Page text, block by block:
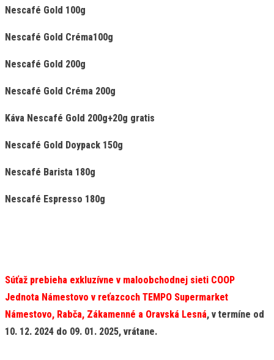
Nescafé Gold 100g
Nescafé Gold Créma100g
Nescafé Gold 200g
Nescafé Gold Créma 200g
Káva Nescafé Gold 200g+20g gratis
Nescafé Gold Doypack 150g
Nescafé Barista 180g
Nescafé Espresso 180g
Súťaž prebieha exkluzívne v maloobchodnej sieti COOP
Jednota Námestovo v reťazcoch TEMPO Supermarket
Námestovo, Rabča, Zákamenné a Oravská Lesná, v termíne od
10. 12. 2024 do 09. 01. 2025, vrátane.